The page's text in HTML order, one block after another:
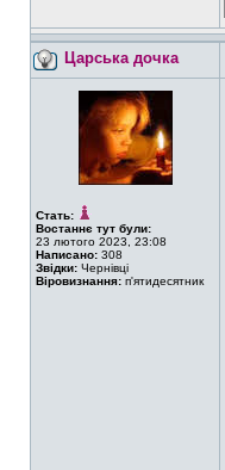
Царська дочка
Стать:
Востаннє тут були:
23 лютого 2023, 23:08
Написано: 308
Звідки: Чернівці
Віровизнання: п'ятидесятник